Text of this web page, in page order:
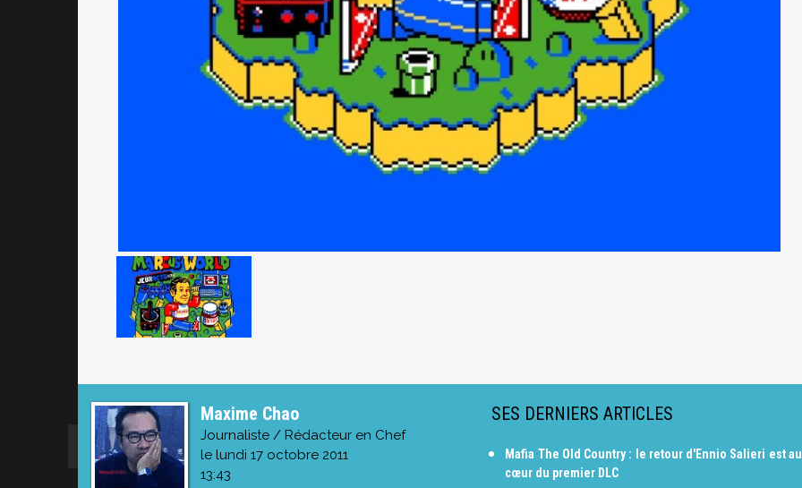
Maxime Chao
Journaliste / Rédacteur en Chef
le lundi 17 octobre 2011
13:43
SES DERNIERS ARTICLES
Mafia The Old Country : le retour d'Ennio Salieri est au
cœur du premier DLC